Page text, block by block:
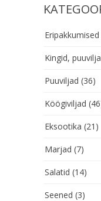
Eripakkumised
Kingid,
Puuviljad (36)
Köögiviljad
Eksootika (21)
Marjad (7)
Salatid (14)
Seened (3)